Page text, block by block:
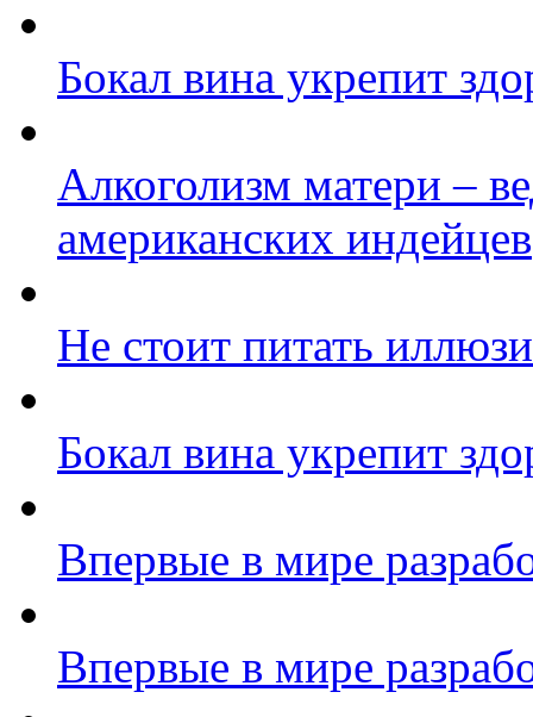
Бокал вина укрепит
Алкоголизм матери –
американских индейцев
Не стоит питать
Бокал вина укрепит
Впервые в мире
Впервые в мире